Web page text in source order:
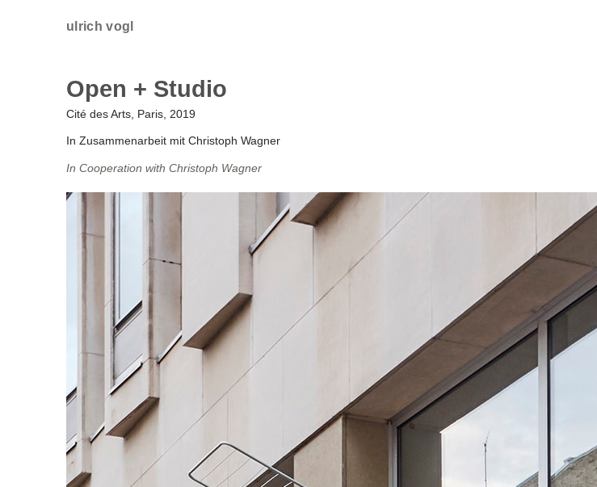
ulrich vogl
Open + Studio
Cité des Arts, Paris, 2019
In Zusammenarbeit mit Christoph Wagner
In Cooperation with Christoph Wagner